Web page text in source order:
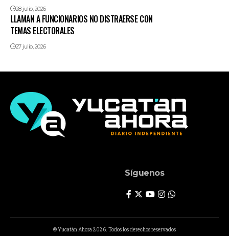
28 julio, 2026
LLAMAN A FUNCIONARIOS NO DISTRAERSE CON
TEMAS ELECTORALES
27 julio, 2026
Síguenos
© Yucatán Ahora 2026. Todos los derechos reservados